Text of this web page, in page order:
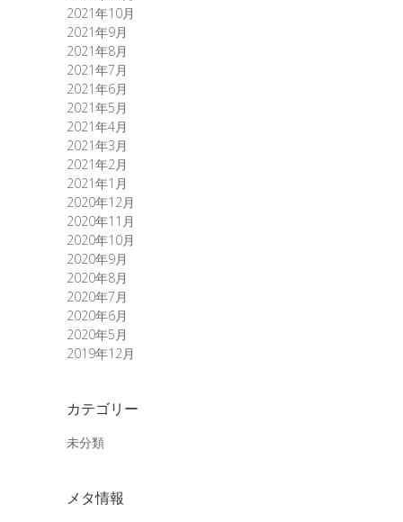
2021年10月
2021年9月
2021年8月
2021年7月
2021年6月
2021年5月
2021年4月
2021年3月
2021年2月
2021年1月
2020年12月
2020年11月
2020年10月
2020年9月
2020年8月
2020年7月
2020年6月
2020年5月
2019年12月
カテゴリー
未分類
メタ情報